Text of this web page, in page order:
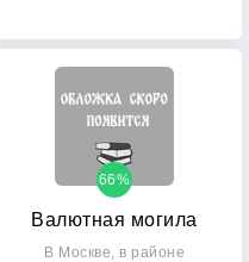
Валютная могила
66%
В Москве, в районе